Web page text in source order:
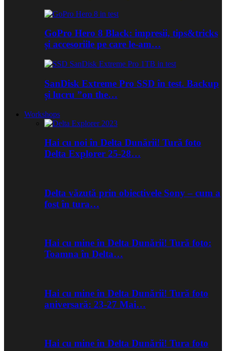
GoPro Hero 8 Black: impresii, tips&tricks
și accesoriile pe care le-am…
SanDisk Extreme Pro SSD în test. Backup
și lucru ”on the…
Workshops
Hai cu noi în Delta Dunării! Tură foto
Delta Explorer 25-28…
Delta văzută prin obiectivele Sony – cum a
fost în tura…
Hai cu mine în Delta Dunării! Tură foto:
Toamna în Delta…
Hai cu mine în Delta Dunării! Tură foto
aniversară: 23-27 Mai…
Hai cu mine în Delta Dunării! Tura foto